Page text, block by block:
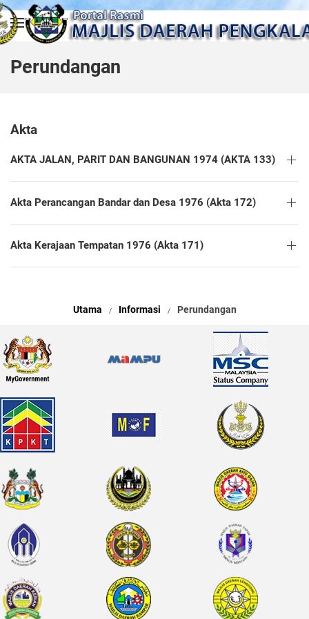
Skip to main content
Perundangan
Akta
AKTA JALAN, PARIT DAN BANGUNAN 1974 (AKTA 133)
Akta Perancangan Bandar dan Desa 1976 (Akta 172)
Akta Kerajaan Tempatan 1976 (Akta 171)
Utama Informasi Perundangan